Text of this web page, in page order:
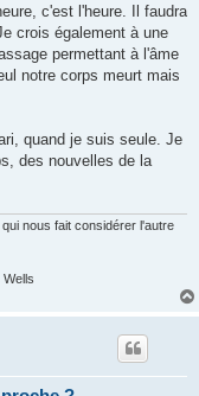
c'est l'heure. Il faudra
crois également à une
permettant à l'âme
notre corps meurt mais
quand je suis seule. Je
des nouvelles de la
nous fait considérer l'autre